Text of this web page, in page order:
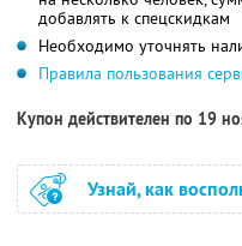
добавлять к спецскидкам
Необходимо уточнять
Правила пользования
Купон действителен по 19
Узнай, как